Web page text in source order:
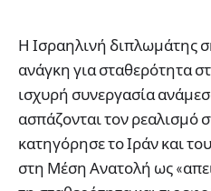
Η Ισραηλινή διπλωμάτης
ανάγκη για σταθερότητα
ισχυρή συνεργασία
ασπάζονται τον ρεαλισμό
κατηγόρησε το Ιράν και
στη Μέση Ανατολή ως